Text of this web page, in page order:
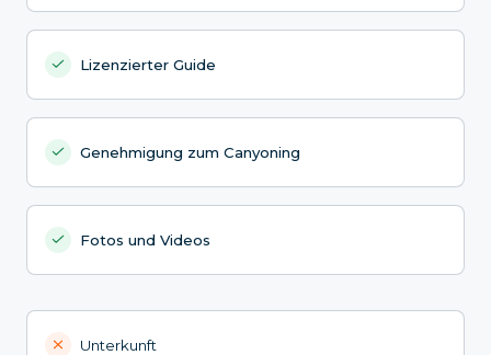
Lizenzierter Guide
Genehmigung zum Canyoning
Fotos und Videos
Unterkunft